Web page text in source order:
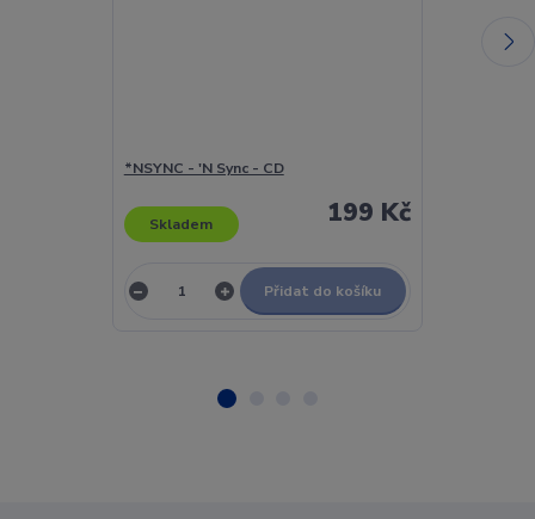
*NSYNC - 'N Sync - CD
199 Kč
Skladem
Přidat do košíku